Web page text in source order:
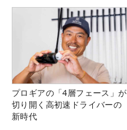
プロギアの「4層フェース」が
切り開く高初速ドライバーの
新時代